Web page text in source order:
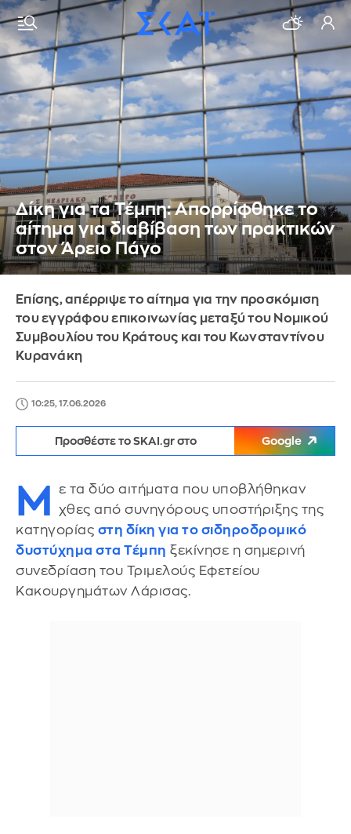
Δίκη για τα Τέμπη: Απορρίφθηκε το
αίτημα για διαβίβαση των πρακτικών
στον Άρειο Πάγο
Επίσης, απέρριψε το αίτημα για την προσκόμιση
του εγγράφου επικοινωνίας μεταξύ του Νομικού
Συμβουλίου του Κράτους και του Κωνσταντίνου
Κυρανάκη
10:25, 17.06.2026
Προσθέστε το SKAI.gr στο Google
Μ
ε τα δύο αιτήματα που υποβλήθηκαν
χθες από συνηγόρους υποστήριξης της
κατηγορίας στη δίκη για το σιδηροδρομικό
δυστύχημα στα Τέμπη ξεκίνησε η σημερινή
συνεδρίαση του Τριμελούς Εφετείου
Κακουργημάτων Λάρισας.